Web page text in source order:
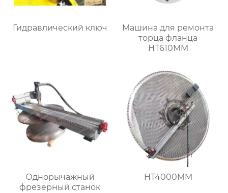
Гидравлический ключ
Машина для ремонта
торца фланца
HT610MM
Однорычажный
фрезерный станок
HT4000MM